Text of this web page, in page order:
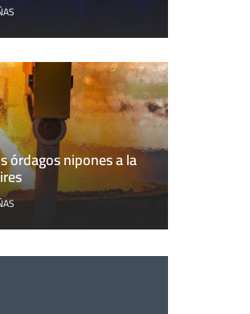
órdagos nipones a la
nipones a la volatilidad diaria en